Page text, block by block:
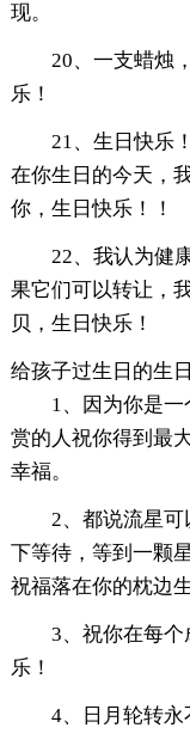
现。
20、一支蜡烛
乐！
21、生日快乐
在你生日的今天，
你，生日快乐！！
22、我认为健
果它们可以转让，
贝，生日快乐！
给孩子过生日的生
1、因为你是
赏的人祝你得到最
幸福。
2、都说流星
下等待，等到一颗
祝福落在你的枕边
3、祝你在每
乐！
4、日月轮转